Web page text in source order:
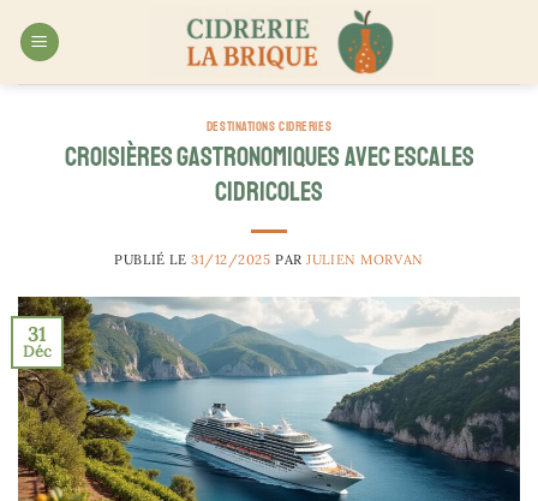
DESTINATIONS CIDRERIES
Croisières gastronomiques avec escales
cidricoles
PUBLIÉ LE 31/12/2025 PAR JULIEN MORVAN
31
Déc